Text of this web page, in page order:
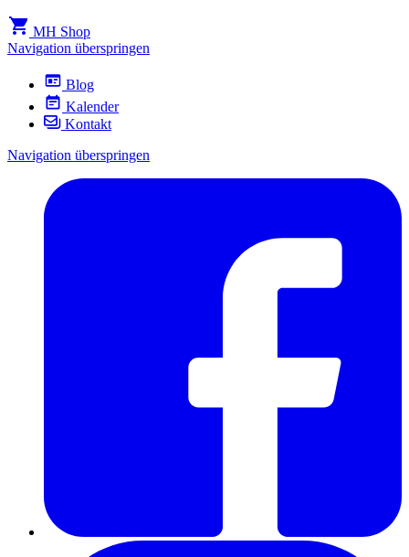
MH Shop
Navigation überspringen
Blog
Kalender
Kontakt
Navigation überspringen